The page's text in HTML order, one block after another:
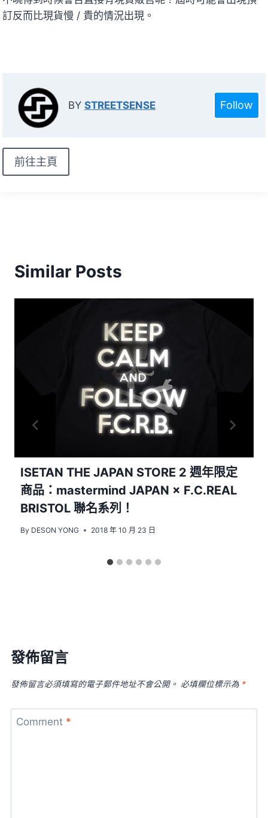
訂反而比現貨慢 / 貴的情況出現。
BY STREETSENSE Follow
前往主頁
Similar Posts
ISETAN THE JAPAN STORE 2 週年限定
商品：mastermind JAPAN × F.C.REAL
BRISTOL 聯名系列！
By DESON YONG 2018 年 10 月 23 日
發佈留言
發佈留言必須填寫的電子郵件地址不會公開。 必填欄位標示為 *
Comment *